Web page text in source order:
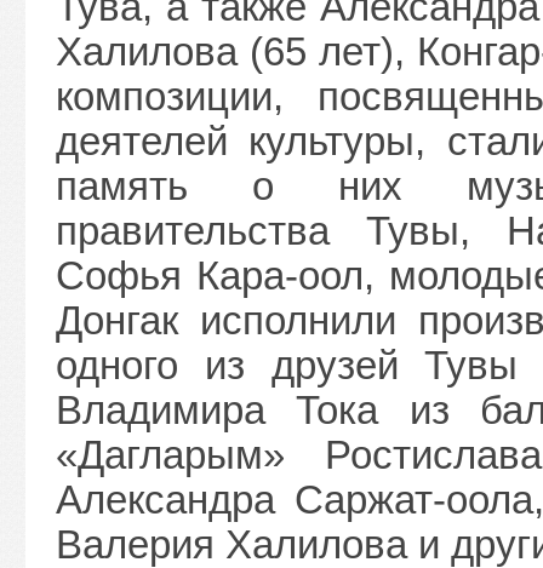
Халилова (65 лет),
композиции,
деятелей культуры,
память о них
правительства Тувы,
Софья Кара-оол,
Донгак исполнили
одного из друзей
Владимира Тока из
«Дагларым»
Александра Саржат-
Валерия Халилова и